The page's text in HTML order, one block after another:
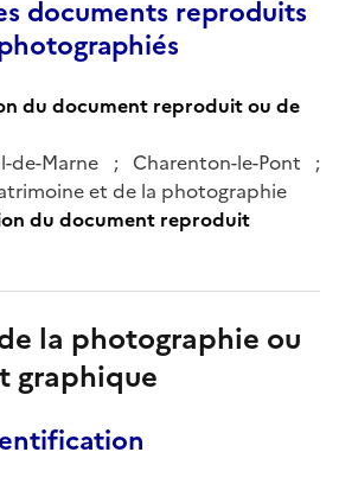
documents reproduits
du document reproduit ou de
de-Marne ; Charenton-le-Pont ;
et de la photographie
du document reproduit
la photographie ou
graphique